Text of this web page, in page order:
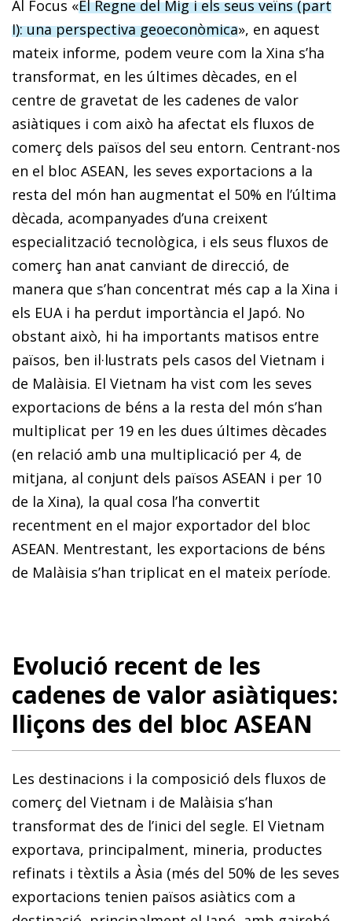
Al Focus «El Regne del Mig i els seus veïns (part
I): una perspectiva geoeconòmica», en aquest
mateix informe, podem veure com la Xina s’ha
transformat, en les últimes dècades, en el
centre de gravetat de les cadenes de valor
asiàtiques i com això ha afectat els fluxos de
comerç dels països del seu entorn. Centrant-nos
en el bloc ASEAN, les seves exportacions a la
resta del món han augmentat el 50% en l’última
dècada, acompanyades d’una creixent
especialització tecnològica, i els seus fluxos de
comerç han anat canviant de direcció, de
manera que s’han concentrat més cap a la Xina i
els EUA i ha perdut importància el Japó. No
obstant això, hi ha importants matisos entre
països, ben il·lustrats pels casos del Vietnam i
de Malàisia. El Vietnam ha vist com les seves
exportacions de béns a la resta del món s’han
multiplicat per 19 en les dues últimes dècades
(en relació amb una multiplicació per 4, de
mitjana, al conjunt dels països ASEAN i per 10
de la Xina), la qual cosa l’ha convertit
recentment en el major exportador del bloc
ASEAN. Mentrestant, les exportacions de béns
de Malàisia s’han triplicat en el mateix període.
Evolució recent de les
cadenes de valor asiàtiques:
lliçons des del bloc ASEAN
Les destinacions i la composició dels fluxos de
comerç del Vietnam i de Malàisia s’han
transformat des de l’inici del segle. El Vietnam
exportava, principalment, mineria, productes
refinats i tèxtils a Àsia (més del 50% de les seves
exportacions tenien països asiàtics com a